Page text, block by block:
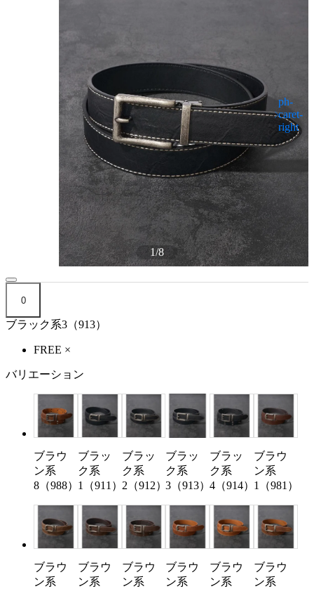
1/8
0
ブラック系3（913）
FREE ×
バリエーション
ブラウ
ン系
8（988）
ブラッ
ク系
1（911）
ブラッ
ク系
2（912）
ブラッ
ク系
3（913）
ブラッ
ク系
4（914）
ブラウ
ン系
1（981）
ブラウ
ン系
ブラウ
ン系
ブラウ
ン系
ブラウ
ン系
ブラウ
ン系
ブラウ
ン系